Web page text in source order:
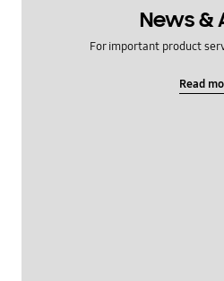
News &
For important product
Read